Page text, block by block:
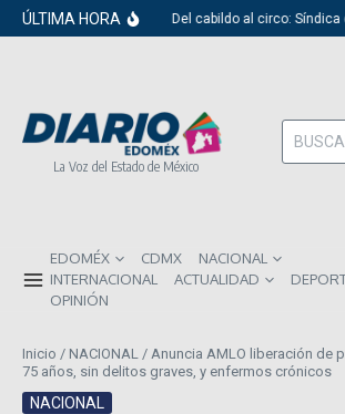
Saltar al contenido
ÚLTIMA HORA Del cabildo al circo:
La Voz del Estado de México
Buscar:
EDOMÉX CDMX
NACIONAL
INTERNACIONAL
ACTUALIDAD
OPINIÓN
Inicio / NACIONAL / Anuncia AMLO liberación de
75 años, sin delitos graves, y enfermos crónicos
NACIONAL